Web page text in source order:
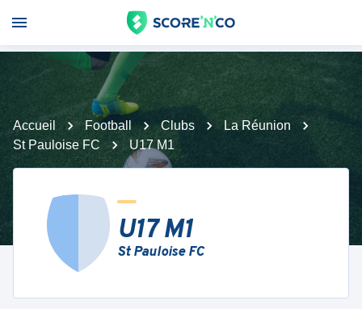
Accueil Football Clubs
La Réunion
St Pauloise FC
U17 M1
U17 M1
St Pauloise FC